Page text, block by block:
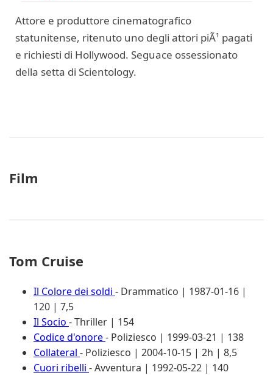
Attore e produttore cinematografico
statunitense, ritenuto uno degli attori piÃ¹ pagati
e richiesti di Hollywood. Seguace ossessionato
della setta di Scientology.
Film
Tom Cruise
Il Colore dei soldi - Drammatico | 1987-01-16 |
120 | 7,5
Il Socio - Thriller | 154
Codice d'onore- Poliziesco | 1999-03-21 | 138
Collateral - Poliziesco | 2004-10-15 | 2h | 8,5
Cuori ribelli - Avventura | 1992-05-22 | 140